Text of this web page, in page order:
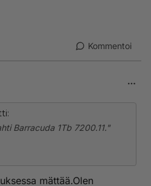
Kommentoi
Barracuda 1Tb 7200.11."
mikä nyt yleensä voi
mättää.Olen